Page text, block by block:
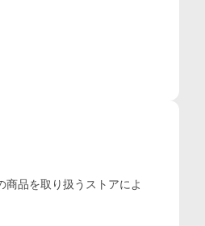
商品を取り扱うストアによ